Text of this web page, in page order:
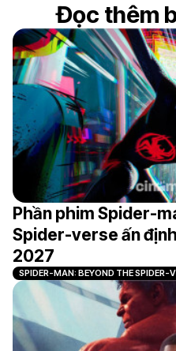
Đọc thêm
Phần phim Spider-
Spider-verse ấn
2027
SPIDER-MAN: BEYOND THE SPIDER-